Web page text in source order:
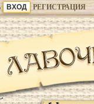
РЕГИСТРАЦИЯ